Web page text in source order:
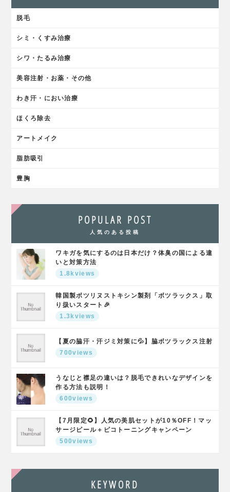
脱毛
シミ・くすみ治療
シワ・たるみ治療
美容注射・お薬・その他
わき汗・におい治療
ほくろ除去
アートメイク
脂肪吸引
豊胸
POPULAR POST
人気のある投稿
ワキガを気にするのは日本だけ？体臭の国による違
いと対策方法
1.8kviews
韓国製ボツリヌストキシン製剤「ボツラックス」取
り扱いスタート🎉
1.3kviews
【夏の脇汗・汗ジミ対策に💦】脇ボツラックス注射
700views
うなじと襟足の違いは？脱毛できれいなデザインを
作る方法も説明！
600views
【7月限定🌻】人気の美肌セットが10％OFF！マッ
サージピール＋ピコトーニングキャンペーン
500views
KEYWORD